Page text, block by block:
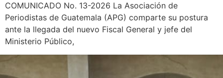
COMUNICADO No. 13-2026 La Asociación de
Periodistas de Guatemala (APG) comparte su postura
ante la llegada del nuevo Fiscal General y jefe del
Ministerio Público,